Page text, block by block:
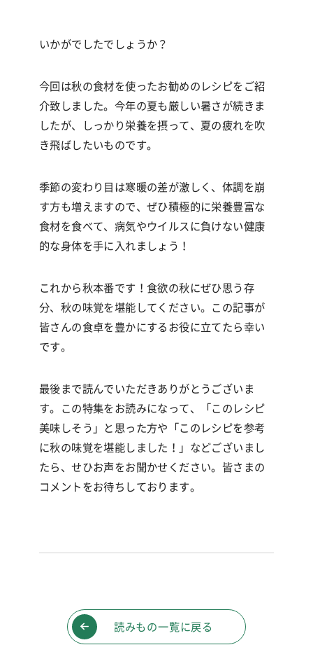
いかがでしたでしょうか？
今回は秋の食材を使ったお勧めのレシピをご紹
介致しました。今年の夏も厳しい暑さが続きま
したが、しっかり栄養を摂って、夏の疲れを吹
き飛ばしたいものです。
季節の変わり目は寒暖の差が激しく、体調を崩
す方も増えますので、ぜひ積極的に栄養豊富な
食材を食べて、病気やウイルスに負けない健康
的な身体を手に入れましょう！
これから秋本番です！食欲の秋にぜひ思う存
分、秋の味覚を堪能してください。この記事が
皆さんの食卓を豊かにするお役に立てたら幸い
です。
最後まで読んでいただきありがとうございま
す。この特集をお読みになって、「このレシピ
美味しそう」と思った方や「このレシピを参考
に秋の味覚を堪能しました！」などございまし
たら、せひお声をお聞かせください。皆さまの
コメントをお待ちしております。
読みもの一覧に戻る